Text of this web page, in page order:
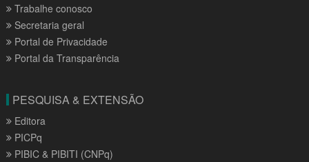
Trabalhe conosco
Secretaria geral
Portal de Privacidade
Portal da Transparência
PESQUISA & EXTENSÃO
Editora
PICPq
PIBIC & PIBITI (CNPq)